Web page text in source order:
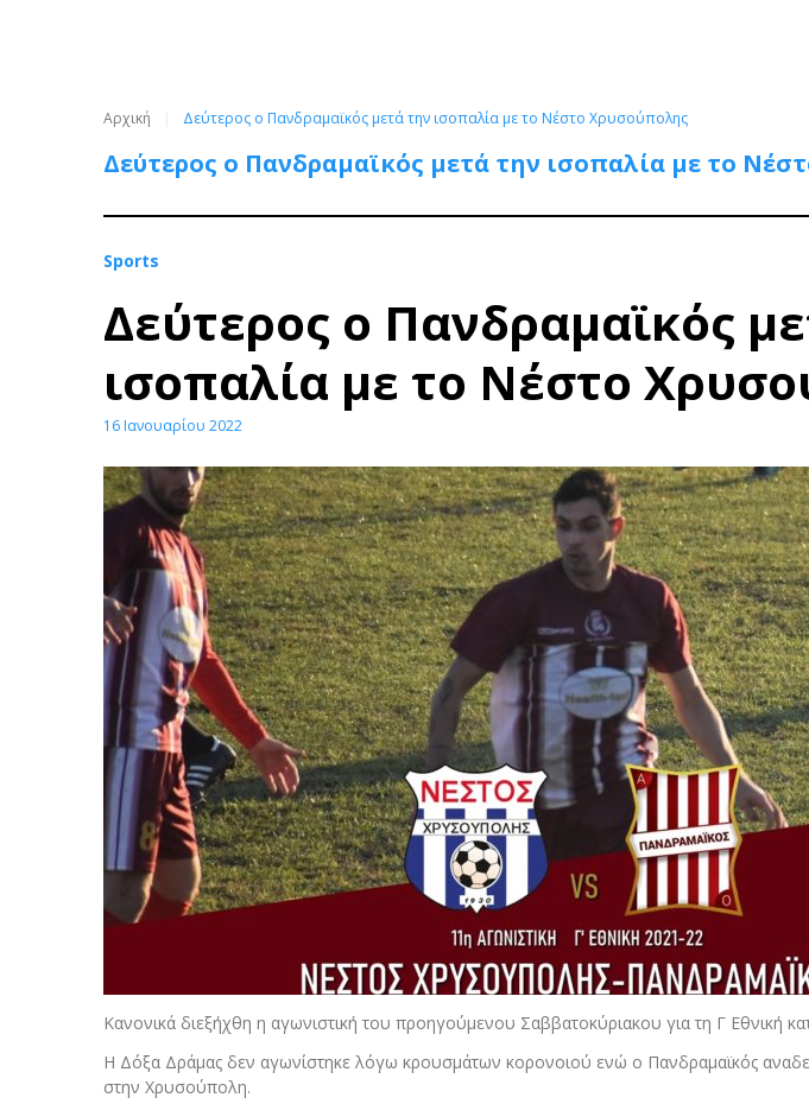
Αρχική Δεύτερος ο Πανδραμαϊκός μετά την ισοπαλία με το Νέστο Χρυσούπολης
Δεύτερος ο Πανδραμαϊκός μετά την ισοπαλία με το
Sports
Δεύτερος ο Πανδραμαϊκός
ισοπαλία με το Νέστο
16 Ιανουαρίου 2022
Κανονικά διεξήχθη η αγωνιστική του προηγούμενου Σαββατοκύριακου για τη Γ Εθνική
Η Δόξα Δράμας δεν αγωνίστηκε λόγω κρουσμάτων κορονοιού ενώ ο Πανδραμαϊκός
στην Χρυσούπολη.